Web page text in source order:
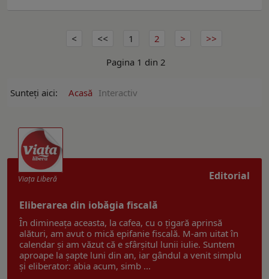
1
2
Pagina 1 din 2
Sunteți aici: Acasă Interactiv
Editorial
Viaţa Liberă
Eliberarea din iobăgia fiscală
În dimineața aceasta, la cafea, cu o țigară aprinsă
alături, am avut o mică epifanie fiscală. M-am uitat în
calendar și am văzut că e sfârșitul lunii iulie. Suntem
aproape la șapte luni din an, iar gândul a venit simplu
și eliberator: abia acum, simb ...